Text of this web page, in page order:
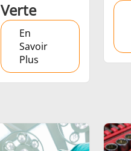
Semi-
Tube et
Verte
En
Savoir
Plus